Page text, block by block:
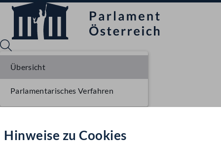
Hilfe
Hinweise zu Cookies
Übersicht
Parlamentarisches Verfahren